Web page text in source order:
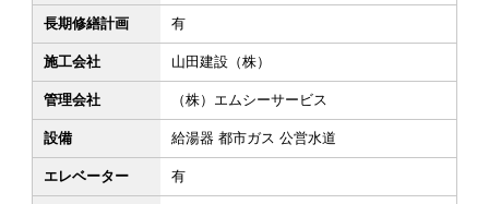
長期修繕計画 有
施工会社 山田建設（株）
管理会社 （株）エムシーサービス
設備 給湯器 都市ガス 公営水道
エレベーター 有